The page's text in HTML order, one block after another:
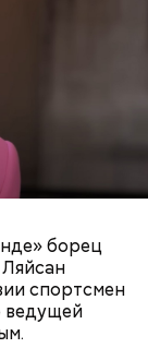
борец
спортсмен
ведущей
назвал
которые
организма
не есть:
от
салат